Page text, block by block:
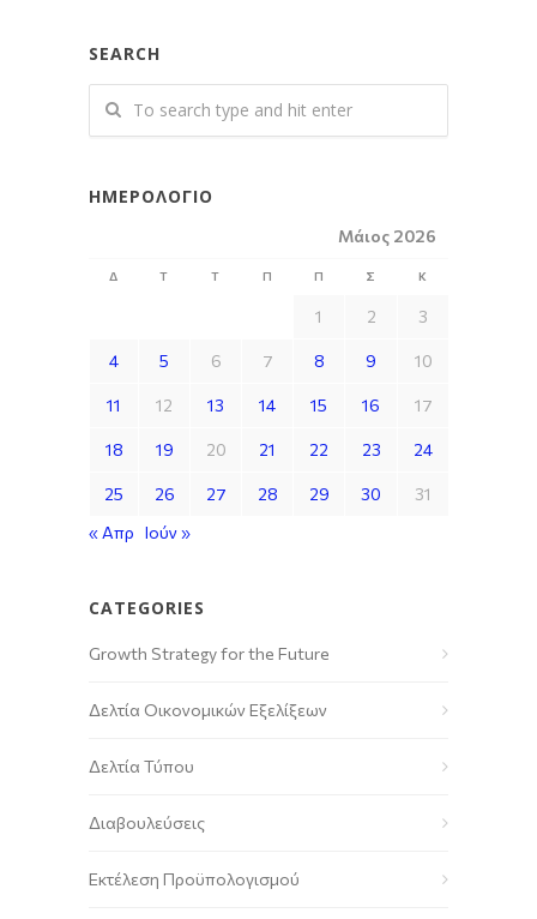
SEARCH
ΗΜΕΡΟΛΌΓΙΟ
Μάιος 2026
Δ Τ Τ Π Π Σ Κ
1 2 3
4 5 6 7 8 9 10
11 12 13 14 15 16 17
18 19 20 21 22 23 24
25 26 27 28 29 30
31
« Απρ Ιούν »
CATEGORIES
Growth Strategy for the Future
Δελτία Οικονομικών Εξελίξεων
Δελτία Τύπου
Διαβουλεύσεις
Εκτέλεση Προϋπολογισμού